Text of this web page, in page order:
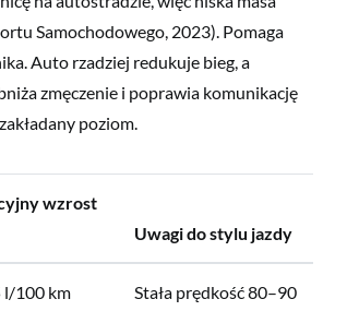
Samochodowego, 2023). Pomaga
Auto rzadziej redukuje bieg, a
zmęczenie i poprawia komunikację
poziom.
wzrost
Uwagi do stylu jazdy
l/100 km
Stała prędkość 80–90